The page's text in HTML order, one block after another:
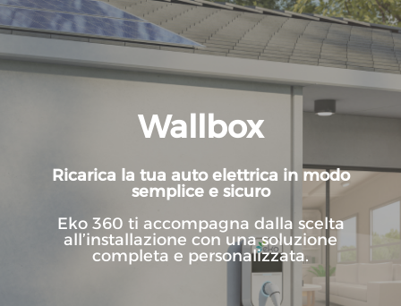
Wallbox
Ricarica la tua auto elettrica in modo
semplice e sicuro
Eko 360 ti accompagna dalla scelta
all’installazione con una soluzione
completa e personalizzata.